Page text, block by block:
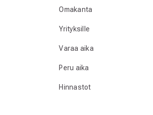
Omakanta
Yrityksille
Varaa aika
Peru aika
Hinnastot